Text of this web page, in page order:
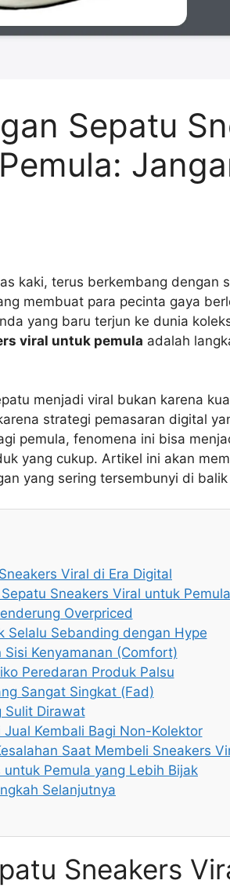
Sepatu
kaki, terus berkembang dengan
membuat para pecinta gaya
yang baru terjun ke dunia
viral untuk pemula adalah
menjadi viral bukan karena
strategi pemasaran digital
pemula, fenomena ini bisa
yang cukup. Artikel ini akan
yang sering tersembunyi di
Viral di Era Digital
Sneakers Viral untuk Pemula
Overpriced
Selalu Sebanding dengan Hype
Kenyamanan (Comfort)
Peredaran Produk Palsu
Sangat Singkat (Fad)
Sulit Dirawat
Jual Kembali Bagi Non-Kolektor
Saat Membeli Sneakers
Pemula yang Lebih Bijak
Selanjutnya
Sneakers